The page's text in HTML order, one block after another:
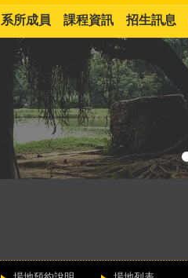
系所成員 課程資訊 招生訊息